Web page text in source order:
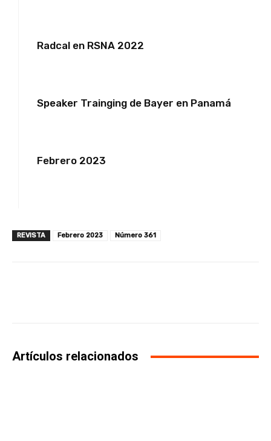
Radcal en RSNA 2022
Speaker Trainging de Bayer en Panamá
Febrero 2023
REVISTA Febrero 2023 Número 361
Artículos relacionados